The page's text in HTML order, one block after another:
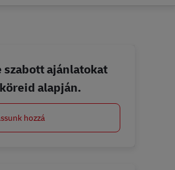
ajánlatokat
alapján.
hozzá